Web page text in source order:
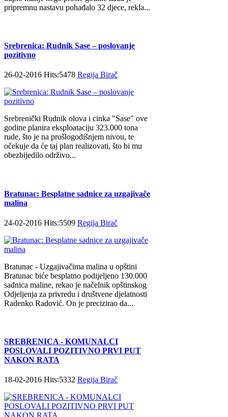
pripremnu nastavu pohađalo 32 djece, rekla...
Srebrenica: Rudnik Sase – poslovanje
pozitivno
26-02-2016 Hits:5478 Regija Birač
Srebrenički Rudnik olova i cinka "Sase" ove
godine planira eksploataciju 323.000 tona
rude, što je na prošlogodišnjem nivou, te
očekuje da će taj plan realizovati, što bi mu
obezbijedilo održivo...
Bratunac: Besplatne sadnice za uzgajivače
malina
24-02-2016 Hits:5509 Regija Birač
Bratunac - Uzgajivačima malina u opštini
Bratunac biće besplatno podijeljeno 130.000
sadnica maline, rekao je načelnik opštinskog
Odjeljenja za privredu i društvene djelatnosti
Radenko Radović. On je precizirao da...
SREBRENICA - KOMUNALCI
POSLOVALI POZITIVNO PRVI PUT
NAKON RATA
18-02-2016 Hits:5332 Regija Birač